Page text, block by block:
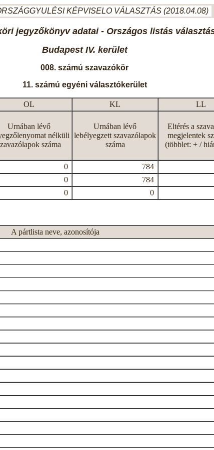
KÉPVISELO VÁLASZTÁS (2018.04.08)
jegyzőkönyv adatai - Országos listás
Budapest IV. kerület
008. számú szavazókör
11. számú egyéni választókerület
OL KL LL
Urnában lévő
nélküli
száma
Urnában lévő
lebélyegzett szavazólapok
száma
Eltérés a
megjelentek
(többlet: + /
0 784
0 784
0 0
A pártlista neve, azonosítója